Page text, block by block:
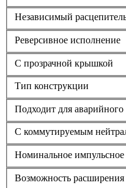
Независимый
Реверсивное исполнение
С прозрачной крышкой
Тип конструкции
Подходит для
С коммутируемым
Номинальное
Возможность расширения